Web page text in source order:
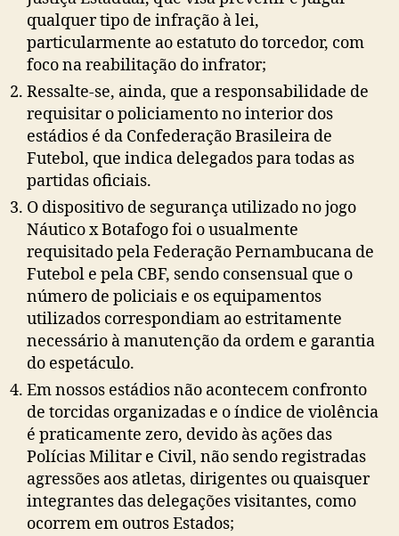
qualquer tipo de infração à lei,
particularmente ao estatuto do torcedor, com
foco na reabilitação do infrator;
Ressalte-se, ainda, que a responsabilidade de
requisitar o policiamento no interior dos
estádios é da Confederação Brasileira de
Futebol, que indica delegados para todas as
partidas oficiais.
O dispositivo de segurança utilizado no jogo
Náutico x Botafogo foi o usualmente
requisitado pela Federação Pernambucana de
Futebol e pela CBF, sendo consensual que o
número de policiais e os equipamentos
utilizados correspondiam ao estritamente
necessário à manutenção da ordem e garantia
do espetáculo.
Em nossos estádios não acontecem confronto
de torcidas organizadas e o índice de violência
é praticamente zero, devido às ações das
Polícias Militar e Civil, não sendo registradas
agressões aos atletas, dirigentes ou quaisquer
integrantes das delegações visitantes, como
ocorrem em outros Estados;